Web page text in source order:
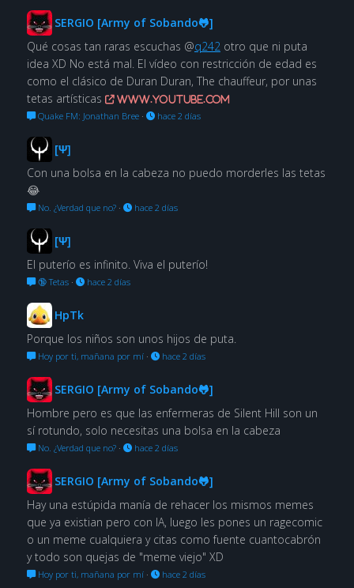
SERGIO [Army of Sobando🐸]
Qué cosas tan raras escuchas @q242 otro que ni puta
idea XD No está mal. El vídeo con restricción de edad es
como el clásico de Duran Duran, The chauffeur, por unas
tetas artísticas
www.youtube.com
Quake FM: Jonathan Bree· hace 2 días
[Ψ]
Con una bolsa en la cabeza no puedo morderles las tetas
😂
No. ¿Verdad que no?· hace 2 días
[Ψ]
El puterío es infinito. Viva el puterío!
🔞 Tetas· hace 2 días
HpTk
Porque los niños son unos hijos de puta.
Hoy por ti, mañana por mí· hace 2 días
SERGIO [Army of Sobando🐸]
Hombre pero es que las enfermeras de Silent Hill son un
sí rotundo, solo necesitas una bolsa en la cabeza
No. ¿Verdad que no?· hace 2 días
SERGIO [Army of Sobando🐸]
Hay una estúpida manía de rehacer los mismos memes
que ya existian pero con IA, luego les pones un ragecomic
o un meme cualquiera y citas como fuente cuantocabrón
y todo son quejas de "meme viejo" XD
Hoy por ti, mañana por mí· hace 2 días